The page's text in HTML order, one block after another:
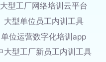
大型工厂网络培训云平台
大型单位员工内训工具
单位运营数字化培训app
大型工厂新员工内训工具